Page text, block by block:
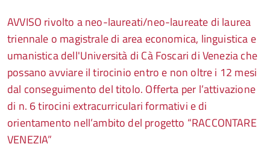
AVVISO rivolto a neo-laureati/neo-laureate di laurea
triennale o magistrale di area economica, linguistica e
umanistica dell'Università di Cà Foscari di Venezia che
possano avviare il tirocinio entro e non oltre i 12 mesi
dal conseguimento del titolo. Offerta per l’attivazione
di n. 6 tirocini extracurriculari formativi e di
orientamento nell’ambito del progetto “RACCONTARE
VENEZIA”